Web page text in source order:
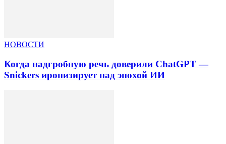
НОВОСТИ
Когда надгробную речь доверили ChatGPT —
Snickers иронизирует над эпохой ИИ